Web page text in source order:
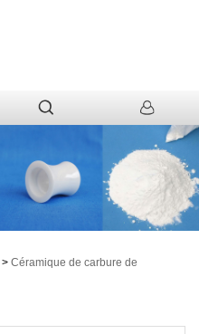
> Céramique de carbure de